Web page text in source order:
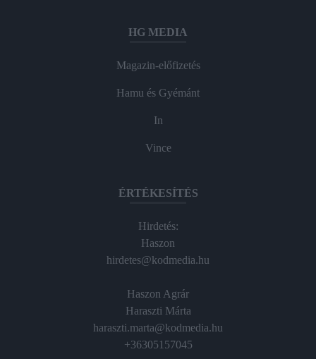
HG MEDIA
Magazin-előfizetés
Hamu és Gyémánt
In
Vince
ÉRTÉKESÍTÉS
Hirdetés:
Haszon
hirdetes@kodmedia.hu
Haszon Agrár
Haraszti Márta
haraszti.marta@kodmedia.hu
+36305157045